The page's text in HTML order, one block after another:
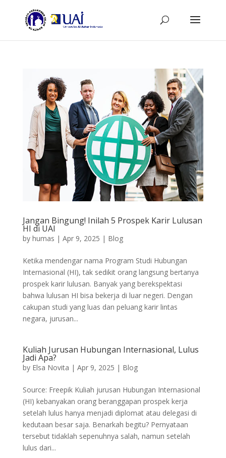
Jangan Bingung! Inilah 5 Prospek Karir Lulusan
HI di UAI
by humas | Apr 9, 2025 | Blog
Ketika mendengar nama Program Studi Hubungan
Internasional (HI), tak sedikit orang langsung bertanya
prospek karir lulusan. Banyak yang berekspektasi
bahwa lulusan HI bisa bekerja di luar negeri. Dengan
cakupan studi yang luas dan peluang karir lintas
negara, jurusan...
Kuliah Jurusan Hubungan Internasional, Lulus
Jadi Apa?
by Elsa Novita | Apr 9, 2025 | Blog
Source: Freepik Kuliah jurusan Hubungan Internasional
(HI) kebanyakan orang beranggapan prospek kerja
setelah lulus hanya menjadi diplomat atau delegasi di
kedutaan besar saja. Benarkah begitu? Pernyataan
tersebut tidaklah sepenuhnya salah, namun setelah
lulus dari...